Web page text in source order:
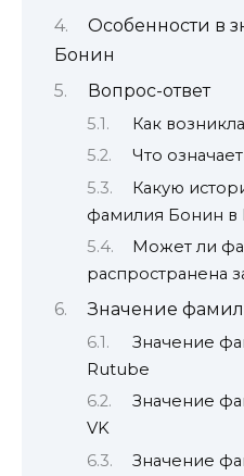
Особенности в
Бонин
Вопрос-ответ
Как
Что
Какую
фамилия Бонин в
Может ли
распространена
Значение
Значение
Rutube
Значение
VK
Значение